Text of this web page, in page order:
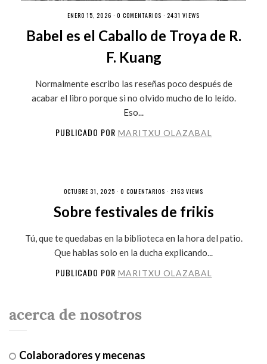
ENERO 15, 2026 · 0 COMENTARIOS · 2431 VIEWS
Babel es el Caballo de Troya de R.
F. Kuang
Normalmente escribo las reseñas poco después de
acabar el libro porque si no olvido mucho de lo leído.
Eso...
PUBLICADO POR MARITXU OLAZABAL
OCTUBRE 31, 2025 · 0 COMENTARIOS · 2163 VIEWS
Sobre festivales de frikis
Tú, que te quedabas en la biblioteca en la hora del patio.
Que hablas solo en la ducha explicando...
PUBLICADO POR MARITXU OLAZABAL
acerca de nosotros
Colaboradores y mecenas